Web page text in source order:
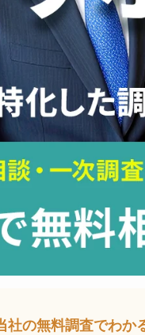
社の無料調査でわか